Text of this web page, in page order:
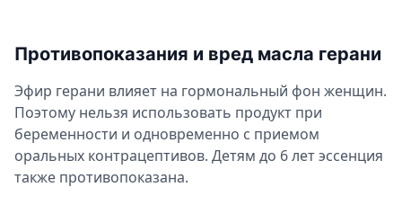
Противопоказания и вред масла герани
Эфир герани влияет на гормональный фон женщин.
Поэтому нельзя использовать продукт при
беременности и одновременно с приемом
оральных контрацептивов. Детям до 6 лет эссенция
также противопоказана.